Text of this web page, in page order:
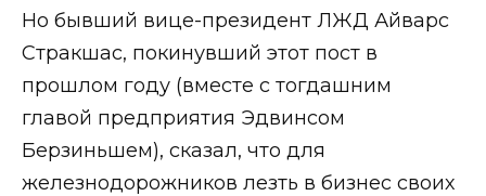
Но бывший вице-президент ЛЖД Айварс
Стракшас, покинувший этот пост в
прошлом году (вместе с тогдашним
главой предприятия Эдвинсом
Берзиньшем), сказал, что для
железнодорожников лезть в бизнес своих